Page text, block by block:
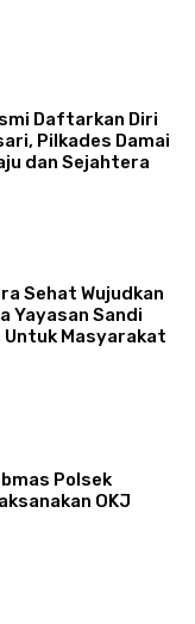
Daftarkan Diri
Pilkades Damai
dan Sejahtera
Sehat Wujudkan
Yayasan Sandi
Untuk Masyarakat
Polsek
OKJ